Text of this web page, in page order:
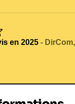
en 2025 -